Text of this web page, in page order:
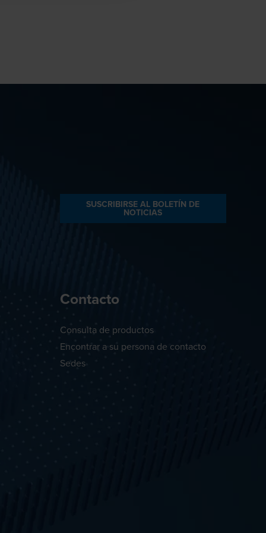
SUSCRIBIRSE AL BOLETÍN DE
NOTICIAS
Contacto
Consulta de productos
Encontrar a su persona de contacto
Sedes